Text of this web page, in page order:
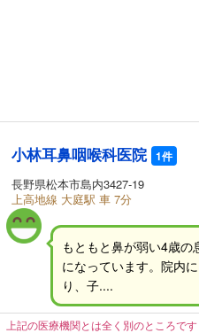
小林耳鼻咽喉科医院 1件
長野県松本市島内3427-19
上高地線 大庭駅 車 7分
もともと鼻が弱い4歳
になっています。院内
り、子....
上記の医療機関とは全く別のところです